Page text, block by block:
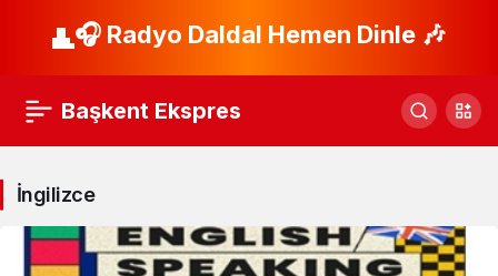
🎧 Radyo Daldal Hemen Dinle 🎶
Başkent Ekspres
İngilizce